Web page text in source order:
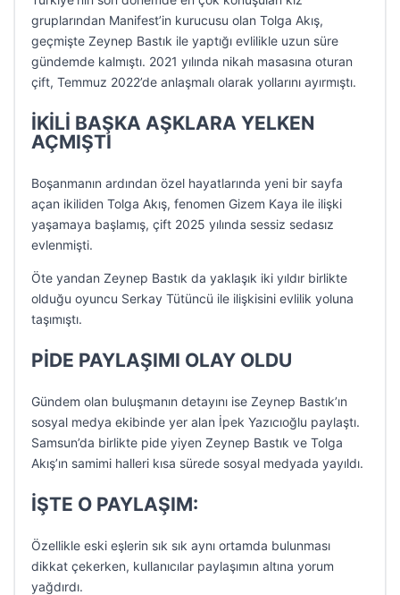
gruplarından Manifest’in kurucusu olan Tolga Akış,
geçmişte Zeynep Bastık ile yaptığı evlilikle uzun süre
gündemde kalmıştı. 2021 yılında nikah masasına oturan
çift, Temmuz 2022’de anlaşmalı olarak yollarını ayırmıştı.
İKİLİ BAŞKA AŞKLARA YELKEN
AÇMIŞTI
Boşanmanın ardından özel hayatlarında yeni bir sayfa
açan ikiliden Tolga Akış, fenomen Gizem Kaya ile ilişki
yaşamaya başlamış, çift 2025 yılında sessiz sedasız
evlenmişti.
Öte yandan Zeynep Bastık da yaklaşık iki yıldır birlikte
olduğu oyuncu Serkay Tütüncü ile ilişkisini evlilik yoluna
taşımıştı.
PİDE PAYLAŞIMI OLAY OLDU
Gündem olan buluşmanın detayını ise Zeynep Bastık’ın
sosyal medya ekibinde yer alan İpek Yazıcıoğlu paylaştı.
Samsun’da birlikte pide yiyen Zeynep Bastık ve Tolga
Akış’ın samimi halleri kısa sürede sosyal medyada yayıldı.
İŞTE O PAYLAŞIM:
Özellikle eski eşlerin sık sık aynı ortamda bulunması
dikkat çekerken, kullanıcılar paylaşımın altına yorum
yağdırdı.